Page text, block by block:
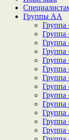
Группы АА
Группа
Группа
Группа
Группа
Группа
Группа
Группа
Группа
Группа
Группа
Группа
Группа